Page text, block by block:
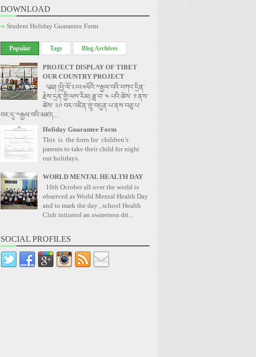
DOWNLOAD
Student Holiday Guarantee Form
Popular Tags Blog Archives
PROJECT DISPLAY OF TIBET
OUR COUNTRY PROJECT
༄༅། །ཕྱི་ལོ་༢༠༢༥ལོའི་༸རྒྱལ་བའི་བཀའ་དྲིན་
རྗེས་དྲན་གྱི་ལས་རིམ། ཟླ་བ་ ༤ པའི་ཚེས་ ༡ ནས་
ཚེས་ ༢༩ བར་འཛིན་གྲྭ་བདུན་པ་ནས་བཅུ་པ་
བར་དུ་༸རྒྱལ་བའི་མཛད...
Holiday Guarantee Form
This is the form for children’s
parents to take their child for night
out holidays.
WORLD MENTAL HEALTH DAY
10th October all over the world is
observed as World Mental Health Day
and to mark the day , school Health
Club initiated an awareness dri...
SOCIAL PROFILES